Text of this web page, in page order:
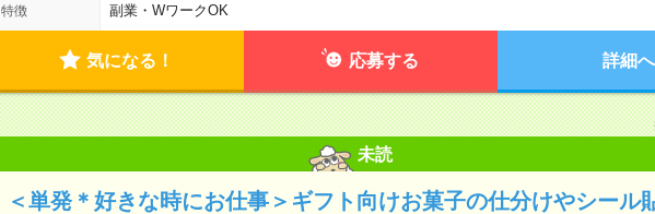
特徴 副業・WワークOK
気になる！ 応募する 詳細へ
未読
＜単発＊好きな時にお仕事＞ギフト向けお菓子の仕分けやシール